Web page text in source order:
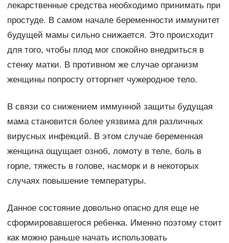
лекарственные средства необходимо принимать при
простуде. В самом начале беременности иммунитет
будущей мамы сильно снижается. Это происходит
для того, чтобы плод мог спокойно внедриться в
стенку матки. В противном же случае организм
женщины попросту отторгнет чужеродное тело.
В связи со снижением иммунной защиты будущая
мама становится более уязвима для различных
вирусных инфекций. В этом случае беременная
женщина ощущает озноб, ломоту в теле, боль в
горле, тяжесть в голове, насморк и в некоторых
случаях повышение температуры.
Данное состояние довольно опасно для еще не
сформировавшегося ребенка. Именно поэтому стоит
как можно раньше начать использовать